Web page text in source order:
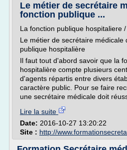
Le métier de secrétaire
fonction publique ...
La fonction publique hospitaliere /
Le métier de secrétaire médicale
publique hospitalière
Il faut tout d'abord savoir que la
hospitalière compte plusieurs
d'agents répartis entre divers
caractère public. Pour se faire
une secrétaire médicale doit
Lire la suite
Date: 2016-10-27 13:20:22
Site : http://